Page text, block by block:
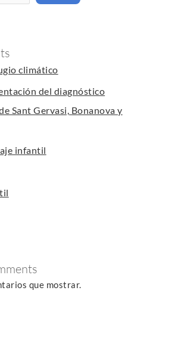
climático
del diagnóstico
Sant Gervasi, Bonanova y
infantil
que mostrar.